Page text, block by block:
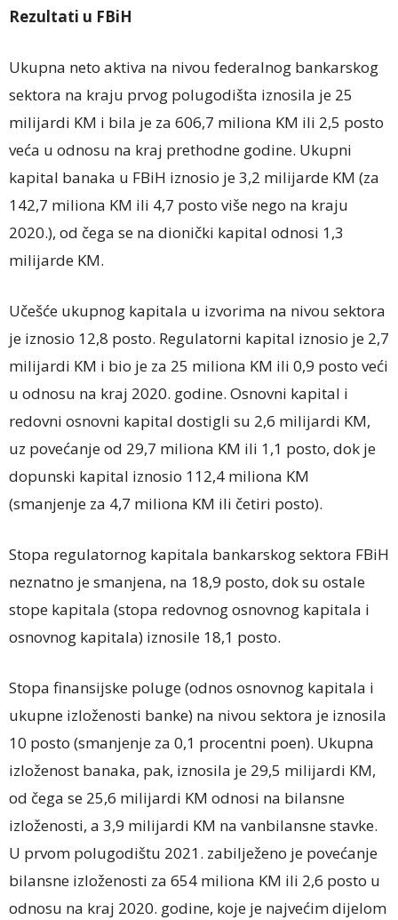
Rezultati u FBiH
Ukupna neto aktiva na nivou federalnog bankarskog
sektora na kraju prvog polugodišta iznosila je 25
milijardi KM i bila je za 606,7 miliona KM ili 2,5 posto
veća u odnosu na kraj prethodne godine. Ukupni
kapital banaka u FBiH iznosio je 3,2 milijarde KM (za
142,7 miliona KM ili 4,7 posto više nego na kraju
2020.), od čega se na dionički kapital odnosi 1,3
milijarde KM.
Učešće ukupnog kapitala u izvorima na nivou sektora
je iznosio 12,8 posto. Regulatorni kapital iznosio je 2,7
milijardi KM i bio je za 25 miliona KM ili 0,9 posto veći
u odnosu na kraj 2020. godine. Osnovni kapital i
redovni osnovni kapital dostigli su 2,6 milijardi KM,
uz povećanje od 29,7 miliona KM ili 1,1 posto, dok je
dopunski kapital iznosio 112,4 miliona KM
(smanjenje za 4,7 miliona KM ili četiri posto).
Stopa regulatornog kapitala bankarskog sektora FBiH
neznatno je smanjena, na 18,9 posto, dok su ostale
stope kapitala (stopa redovnog osnovnog kapitala i
osnovnog kapitala) iznosile 18,1 posto.
Stopa finansijske poluge (odnos osnovnog kapitala i
ukupne izloženosti banke) na nivou sektora je iznosila
10 posto (smanjenje za 0,1 procentni poen). Ukupna
izloženost banaka, pak, iznosila je 29,5 milijardi KM,
od čega se 25,6 milijardi KM odnosi na bilansne
izloženosti, a 3,9 milijardi KM na vanbilansne stavke.
U prvom polugodištu 2021. zabilježeno je povećanje
bilansne izloženosti za 654 miliona KM ili 2,6 posto u
odnosu na kraj 2020. godine, koje je najvećim dijelom